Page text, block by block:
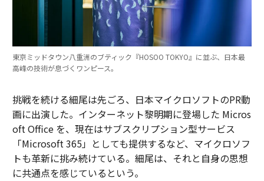
東京ミッドタウン八重洲のブティック『HOSOO TOKYO』に並ぶ、日本最
高峰の技術が息づくワンピース。
挑戦を続ける細尾は先ごろ、日本マイクロソフトのPR動
画に出演した。インターネット黎明期に登場した Micros
oft Office を、現在はサブスクリプション型サービス
「Microsoft 365」としても提供するなど、マイクロソフ
トも革新に挑み続けている。細尾は、それと自身の思想
に共通点を感じているという。